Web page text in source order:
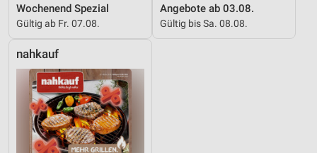
Wochenend Spezial
Gültig ab Fr. 07.08.
Angebote ab 03.08.
Gültig bis Sa. 08.08.
nahkauf